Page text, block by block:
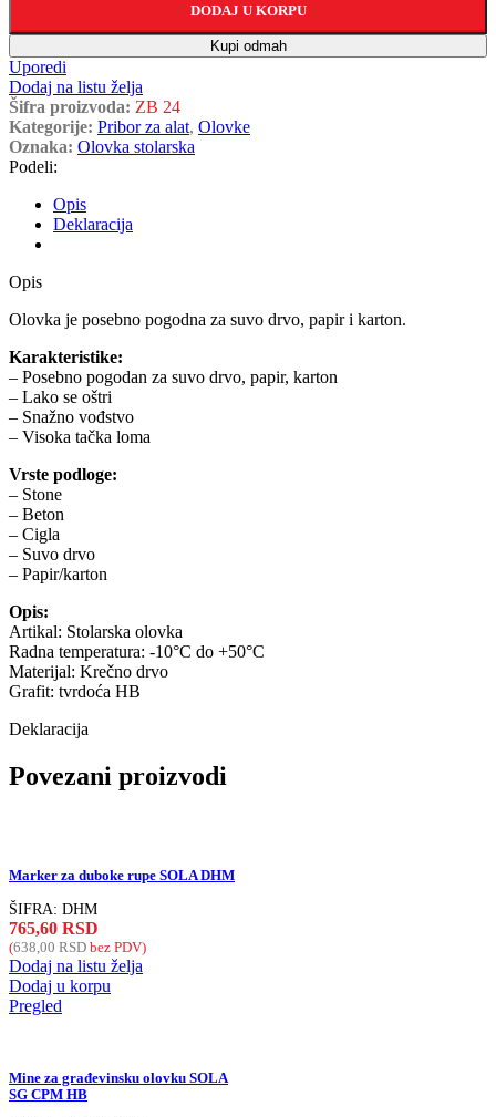
DODAJ U KORPU
Kupi odmah
Uporedi
Dodaj na listu želja
Šifra proizvoda: ZB 24
Kategorije: Pribor za alat, Olovke
Oznaka: Olovka stolarska
Podeli:
Opis
Deklaracija
Opis
Olovka je posebno pogodna za suvo drvo, papir i karton.
Karakteristike:
– Posebno pogodan za suvo drvo, papir, karton
– Lako se oštri
– Snažno vođstvo
– Visoka tačka loma
Vrste podloge:
– Stone
– Beton
– Cigla
– Suvo drvo
– Papir/karton
Opis:
Artikal: Stolarska olovka
Radna temperatura: -10°C do +50°C
Materijal: Krečno drvo
Grafit: tvrdoća HB
Deklaracija
Povezani proizvodi
Marker za duboke rupe SOLA DHM
ŠIFRA: DHM
765,60 RSD
(638,00 RSD bez PDV)
Dodaj na listu želja
Dodaj u korpu
Pregled
Mine za građevinsku olovku SOLA
SG CPM HB